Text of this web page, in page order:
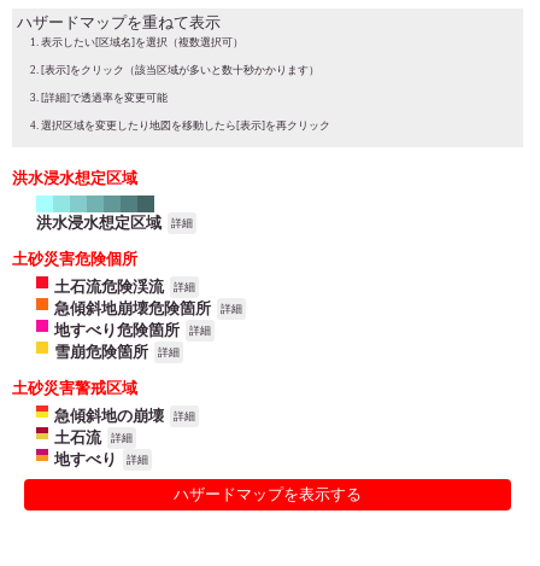
ハザードマップを重ねて表示
表示したい[区域名]を選択（複数選択可）
[表示]をクリック（該当区域が多いと数十秒かかります）
[詳細]で透過率を変更可能
選択区域を変更したり地図を移動したら[表示]を再クリック
洪水浸水想定区域
洪水浸水想定区域 詳細
土砂災害危険個所
土石流危険渓流
詳細
急傾斜地崩壊危険箇所 詳細
地すべり危険箇所 詳細
雪崩危険箇所 詳細
土砂災害警戒区域
急傾斜地の崩壊
詳細
土石流 詳細
地すべり 詳細
ハザードマップを表示する